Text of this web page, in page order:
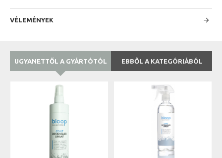
VÉLEMÉNYEK
UGYANETTŐL A GYÁRTÓTÓL EBBŐL A KATEGÓRIÁBÓL